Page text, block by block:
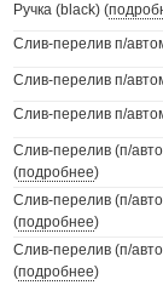
Ручка (black) (
Слив-перелив п/
Слив-перелив п/
Слив-перелив п/
Слив-перелив (п/
(подробнее)
Слив-перелив (п/
(подробнее)
Слив-перелив (п/
(подробнее)